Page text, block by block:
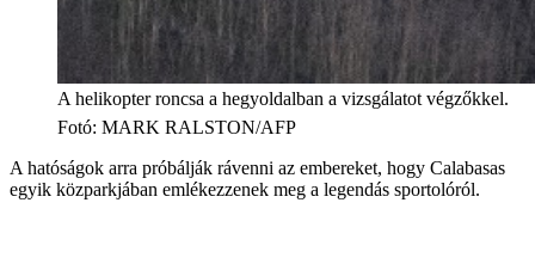
A helikopter roncsa a hegyoldalban a vizsgálatot végzőkkel.
Fotó: MARK RALSTON/AFP
A hatóságok arra próbálják rávenni az embereket, hogy Calabasas
egyik közparkjában emlékezzenek meg a legendás sportolóról.